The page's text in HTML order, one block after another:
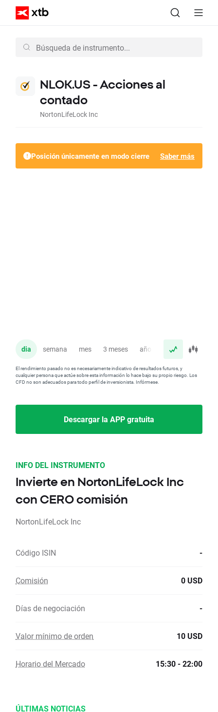
NLOK.US - Acciones al
contado
NortonLifeLock Inc
Posición únicamente en modo cierre Saber más
dia semana mes 3 meses año
El rendimiento pasado no es necesariamente indicativo de resultados futuros, y
cualquier persona que actúe sobre esta información lo hace bajo su propio riesgo. Los
CFD no son adecuados para todo perfil de inversionista. Infórmese.
Descargar la APP gratuita
INFO DEL INSTRUMENTO
Invierte en NortonLifeLock Inc
con CERO comisión
NortonLifeLock Inc
Código ISIN -
Comisión 0 USD
Días de negociación -
Valor mínimo de orden 10 USD
Horario del Mercado 15:30 - 22:00
ÚLTIMAS NOTICIAS